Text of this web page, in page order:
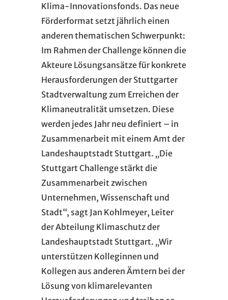
Klima-Innovationsfonds. Das neue
Förderformat setzt jährlich einen
anderen thematischen Schwerpunkt:
Im Rahmen der Challenge können die
Akteure Lösungsansätze für konkrete
Herausforderungen der Stuttgarter
Stadtverwaltung zum Erreichen der
Klimaneutralität umsetzen. Diese
werden jedes Jahr neu definiert – in
Zusammenarbeit mit einem Amt der
Landeshauptstadt Stuttgart. „Die
Stuttgart Challenge stärkt die
Zusammenarbeit zwischen
Unternehmen, Wissenschaft und
Stadt“, sagt Jan Kohlmeyer, Leiter
der Abteilung Klimaschutz der
Landeshauptstadt Stuttgart. „Wir
unterstützen Kolleginnen und
Kollegen aus anderen Ämtern bei der
Lösung von klimarelevanten